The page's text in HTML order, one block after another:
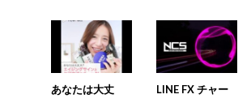
あなたは大丈
LINE FX チャー